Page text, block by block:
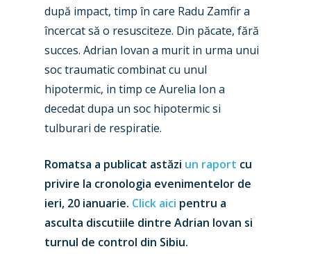
după impact, timp în care Radu Zamfir a
încercat să o resusciteze. Din păcate, fără
succes. Adrian Iovan a murit in urma unui
soc traumatic combinat cu unul
hipotermic, in timp ce Aurelia Ion a
decedat dupa un soc hipotermic si
tulburari de respiratie.
Romatsa a publicat astăzi un raport cu
privire la cronologia evenimentelor de
ieri, 20 ianuarie. Click aici pentru a
asculta discutiile dintre Adrian Iovan si
turnul de control din Sibiu.